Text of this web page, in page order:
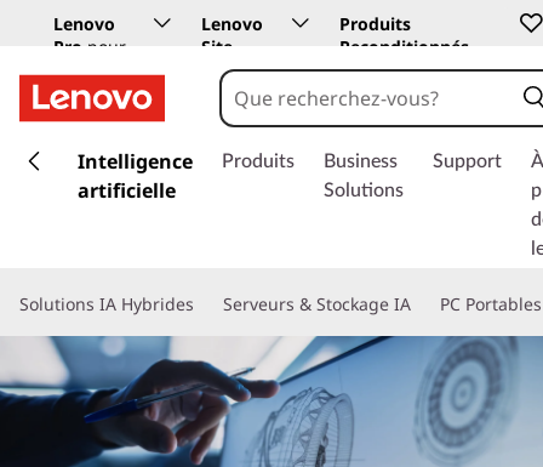
Lenovo
Pro pour
les
entreprises
Lenovo
Site
Education
Produits
Reconditionnés
a
a
o
n
Intelligence
artificielle
Produits
Business
Solutions
Support
À
Solutions IA Hybrides Serveurs & Stockage IA PC